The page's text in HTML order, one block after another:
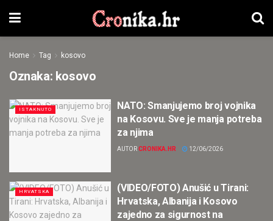
Home Tag kosovo
Oznaka: kosovo
ISTAKNUTO
NATO: Smanjujemo broj vojnika
na Kosovu. Sve je manja potreba
za njima
AUTORCRONIKA.HR 12/06/2026
HRVATSKA
(VIDEO/FOTO) Anušić u Tirani:
Hrvatska, Albanija i Kosovo
zajedno za sigurnost na